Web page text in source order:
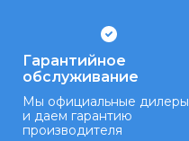
Гарантийное
обслуживание
Мы официальные дилеры
и даем гарантию
производителя